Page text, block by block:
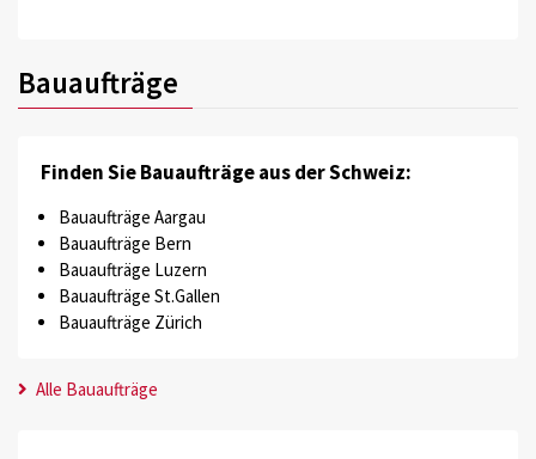
Bauaufträge
Finden Sie Bauaufträge aus der Schweiz:
Bauaufträge Aargau
Bauaufträge Bern
Bauaufträge Luzern
Bauaufträge St.Gallen
Bauaufträge Zürich
Alle Bauaufträge